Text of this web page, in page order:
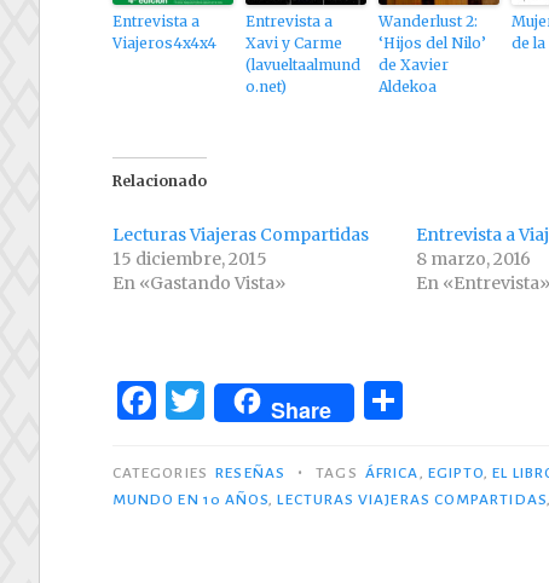
Entrevista a
Viajeros4x4x4
Entrevista a
Xavi y Carme
(lavueltaalmund
o.net)
Wanderlust 2:
‘Hijos del Nilo’
de Xavier
Aldekoa
de
Relacionado
Lecturas Viajeras Compartidas
15 diciembre, 2015
En «Gastando Vista»
Entrevista a
8 marzo, 2016
En «Entrevista»
F
c
e
T
w
it
te
Share
m
p
CATEGORIES RESEÑAS • TAGS ÁFRICA EGIPTO ,EL
MUNDO EN 10 AÑOS ,LECTURAS VIAJERAS COMPARTIDAS